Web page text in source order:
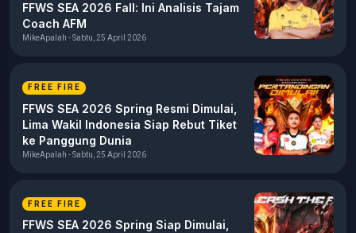
FFWS SEA 2026 Fall: Ini Analisis Tajam
Coach AFM
MikeApalah - Sabtu, 25 April 2026
FREE FIRE
FFWS SEA 2026 Spring Resmi Dimulai,
Lima Wakil Indonesia Siap Rebut Tiket
ke Panggung Dunia
MikeApalah - Sabtu, 25 April 2026
FREE FIRE
FFWS SEA 2026 Spring Siap Dimulai,